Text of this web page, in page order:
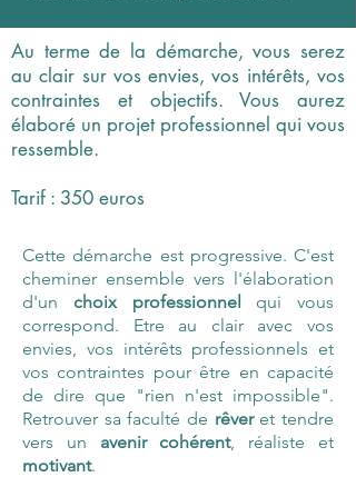
Au terme de la démarche, vous serez
au clair sur vos envies, vos intérêts, vos
contraintes et objectifs. Vous aurez
élaboré un projet professionnel qui vous
ressemble.
Tarif : 350 euros
Cette démarche est progressive. C'est
cheminer ensemble vers l'élaboration
d'un choix professionnelqui vous
correspond. Etre au clair avec vos
envies, vos intérêts professionnels et
vos contraintes pour être en capacité
de dire que "rien n'est impossible".
Retrouver sa faculté de rêveret tendre
vers un avenir cohérent, réaliste et
motivant.